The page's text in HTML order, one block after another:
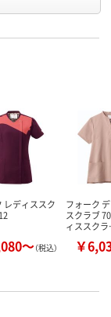
レディススク
～（税込）
フォーク
スクラブ
ィススク
￥